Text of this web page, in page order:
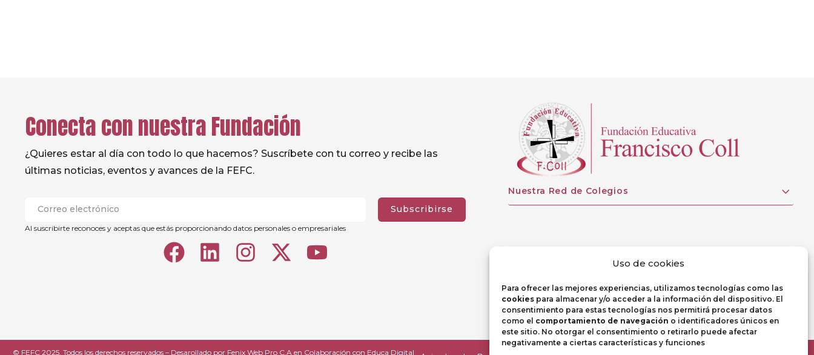
Uso de cookies
Para ofrecer las mejores experiencias, utilizamos tecnologías como las
cookies para almacenar y/o acceder a la información del dispositivo. El
consentimiento para estas tecnologías nos permitirá procesar datos
como el comportamiento de navegación o identificadores únicos en
este sitio. No otorgar el consentimiento o retirarlo puede afectar
negativamente a ciertas características y funciones
Conecta con nuestra Fundación
¿Quieres estar al día con todo lo que hacemos? Suscríbete con tu correo y recibe las
últimas noticias, eventos y avances de la FEFC.
Subscribirse
Al suscribirte reconoces y aceptas que estás proporcionando datos personales o empresariales
Nuestra Red de Colegios
© FEFC 2025. Todos los derechos reservados – Desarollado por Fenix Web Pro C.A en Colaboración con Educa Digital